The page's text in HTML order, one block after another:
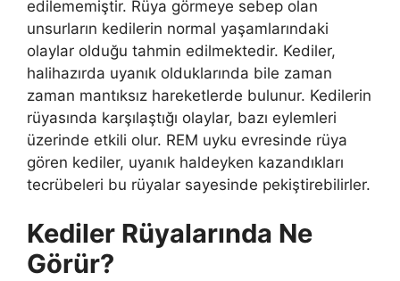
edilememiştir. Rüya görmeye sebep olan
unsurların kedilerin normal yaşamlarındaki
olaylar olduğu tahmin edilmektedir. Kediler,
halihazırda uyanık olduklarında bile zaman
zaman mantıksız hareketlerde bulunur. Kedilerin
rüyasında karşılaştığı olaylar, bazı eylemleri
üzerinde etkili olur. REM uyku evresinde rüya
gören kediler, uyanık haldeyken kazandıkları
tecrübeleri bu rüyalar sayesinde pekiştirebilirler.
Kediler Rüyalarında Ne
Görür?